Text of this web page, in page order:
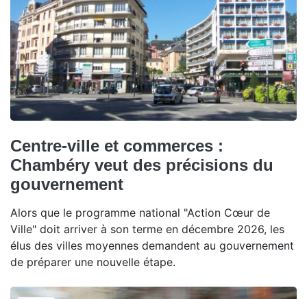
Centre-ville et commerces :
Chambéry veut des précisions du
gouvernement
Alors que le programme national "Action Cœur de
Ville" doit arriver à son terme en décembre 2026, les
élus des villes moyennes demandent au gouvernement
de préparer une nouvelle étape.